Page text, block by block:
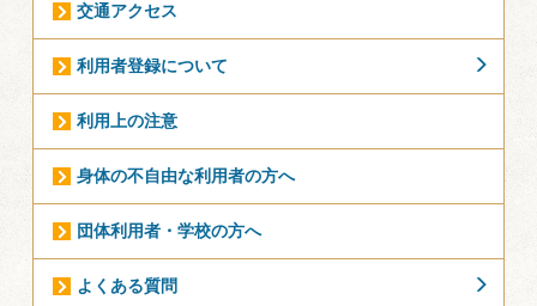
交通アクセス
利用者登録について
利用上の注意
身体の不自由な利用者の方へ
団体利用者・学校の方へ
よくある質問